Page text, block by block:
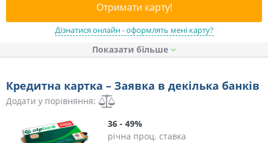
Отримати карту!
Дізнатися онлайн - оформлять мені карту?
Показати
Кредитна картка – Заявка в декілька банків
Додати у порівняння:
36 - 49%
річна проц. ставка